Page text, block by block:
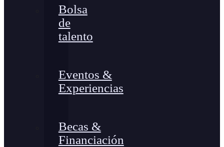
Bolsa
de
talento
Eventos &
Experiencias
Becas &
Financiación